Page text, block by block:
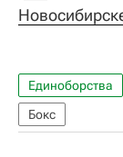
Единоборства
Бокс